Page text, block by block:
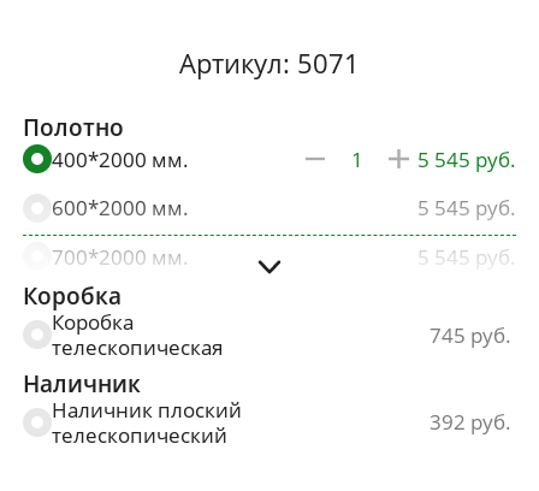
Артикул: 5071
Полотно
400*2000 мм.
5 545
600*2000 мм.
5 545
700*2000 мм.
5 545
800*2000 мм.
900*2000 мм.
Коробка
Коробка
телескопическая
745
Наличник
Наличник плоский
телескопический
392